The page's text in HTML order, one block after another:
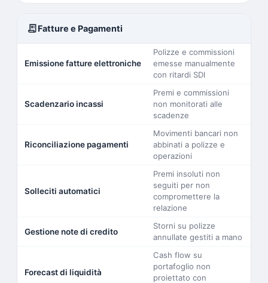
receipt_long Fatture e Pagamenti
Emissione fatture elettroniche
Polizze e commissioni
emesse manualmente
con ritardi SDI
Scadenzario incassi
Premi e commissioni
non monitorati alle
scadenze
Riconciliazione pagamenti
Movimenti bancari non
abbinati a polizze e
operazioni
Solleciti automatici
Premi insoluti non
seguiti per non
compromettere la
relazione
Gestione note di credito
Storni su polizze
annullate gestiti a mano
Forecast di liquidità
Cash flow su
portafoglio non
proiettato con